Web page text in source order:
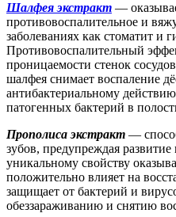
Шалфея экстракт —
противовоспалительное и
заболеваниях как стоматит и
Противовоспалительный
проницаемости стенок
шалфея снимает воспаление
антибактериальному
патогенных бактерий в
Прополиса экстракт —
зубов, предупреждая развитие
уникальному свойству
положительно влияет на
защищает от бактерий и
обеззараживанию и снятию